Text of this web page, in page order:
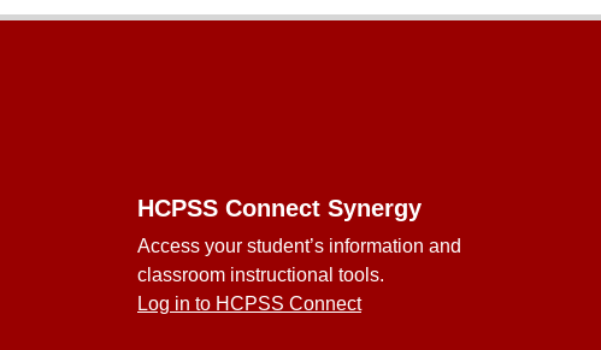
HCPSS Connect Synergy
Access your student’s information and
classroom instructional tools.
Log in to HCPSS Connect